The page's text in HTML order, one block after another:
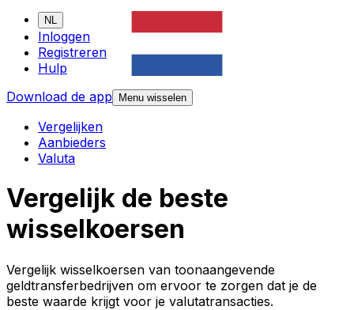
NL
Inloggen
Registreren
Hulp
Download de app
Menu wisselen
Vergelijken
Aanbieders
Valuta
Vergelijk de beste
wisselkoersen
Vergelijk wisselkoersen van toonaangevende
geldtransferbedrijven om ervoor te zorgen dat je de
beste waarde krijgt voor je valutatransacties.